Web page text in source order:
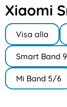
Xiaomi
Hoppa
produkter
Visa alla
I Xiaomi
Smart Band
Mi Band 5/6